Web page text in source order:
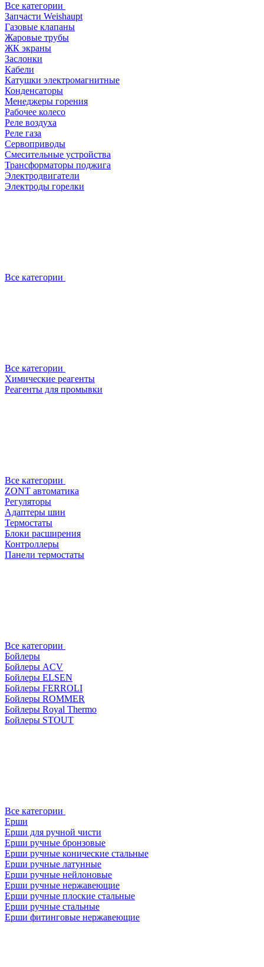
Все категории
Запчасти Weishaupt
Газовые клапаны
Жаровые трубы
ЖК экраны
Заслонки
Кабели
Катушки электромагнитные
Конденсаторы
Менеджеры горения
Рабочее колесо
Реле воздухa
Реле газа
Сервоприводы
Смесительные устройства
Трансформаторы поджига
Электродвигатели
Электроды горелки
Все категории
Все категории
Химические реагенты
Реагенты для промывки
Все категории
ZONT автоматика
Регуляторы
Адаптеры шин
Термостаты
Блоки расширения
Контроллеры
Панели термостаты
Все категории
Бойлеры
Бойлеры ACV
Бойлеры ELSEN
Бойлеры FERROLI
Бойлеры ROMMER
Бойлеры Royal Thermo
Бойлеры STOUT
Все категории
Ерши
Ерши для ручной чисти
Ерши ручные бронзовые
Ерши ручные конические стальные
Ерши ручные латунные
Ерши ручные нейлоновые
Ерши ручные нержавеющие
Ерши ручные плоские стальные
Ерши ручные стальные
Ерши фитинговые нержавеющие